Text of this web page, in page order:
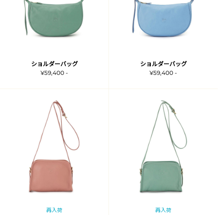
ショルダーバッグ
¥59,400 -
ショルダーバッグ
¥59,400 -
再入荷 再入荷